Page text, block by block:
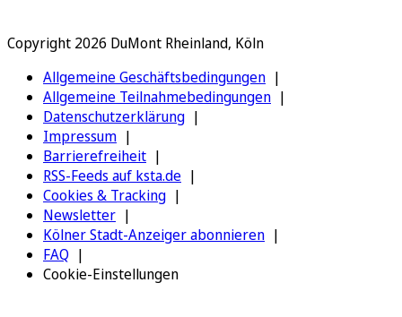
Copyright 2026 DuMont Rheinland, Köln
Allgemeine Geschäftsbedingungen
Allgemeine Teilnahmebedingungen
Datenschutzerklärung
Impressum
Barrierefreiheit
RSS-Feeds auf ksta.de
Cookies & Tracking
Newsletter
Kölner Stadt-Anzeiger abonnieren
FAQ
Cookie-Einstellungen